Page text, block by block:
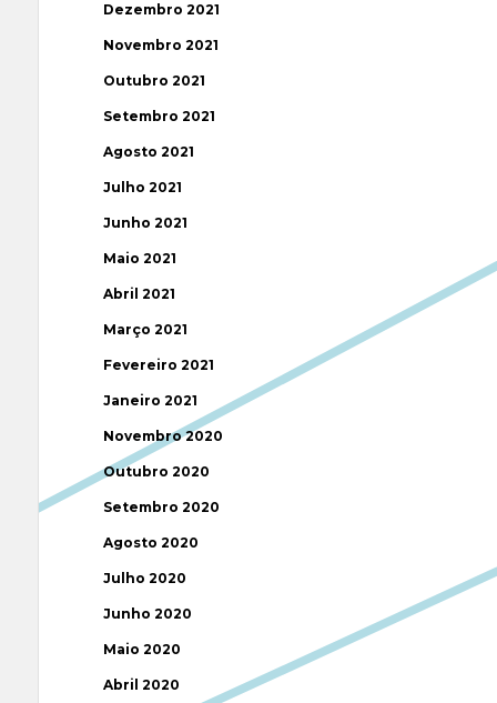
Dezembro 2021
Novembro 2021
Outubro 2021
Setembro 2021
Agosto 2021
Julho 2021
Junho 2021
Maio 2021
Abril 2021
Março 2021
Fevereiro 2021
Janeiro 2021
Novembro 2020
Outubro 2020
Setembro 2020
Agosto 2020
Julho 2020
Junho 2020
Maio 2020
Abril 2020